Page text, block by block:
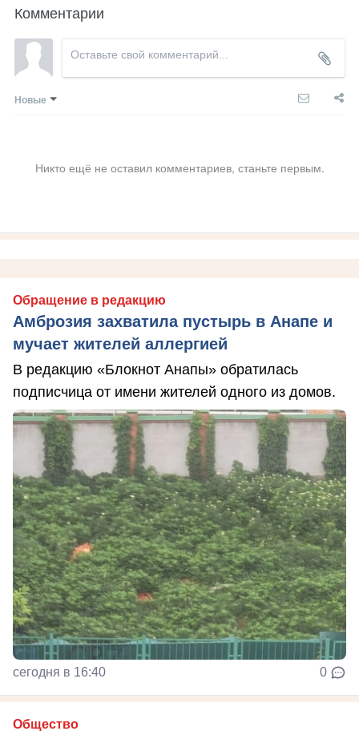
Комментарии
Новые
Никто ещё не оставил комментариев, станьте первым.
Обращение в редакцию
Амброзия захватила пустырь в Анапе и
мучает жителей аллергией
В редакцию «Блокнот Анапы» обратилась
подписчица от имени жителей одного из домов.
сегодня в 16:40 0
Общество